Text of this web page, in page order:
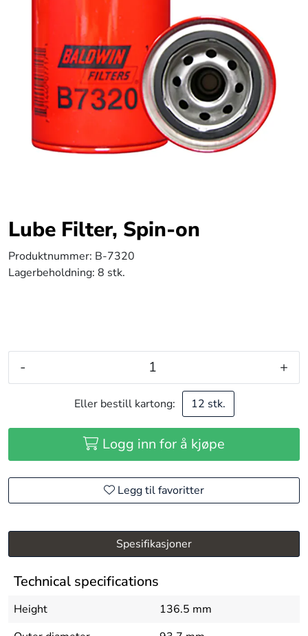
Lube Filter, Spin-on
Produktnummer: B-7320
Lagerbeholdning: 8 stk.
- +
Eller bestill kartong: 12 stk.
Logg inn for å kjøpe
Legg til favoritter
Spesifikasjoner
Technical specifications
Height
136.5 mm